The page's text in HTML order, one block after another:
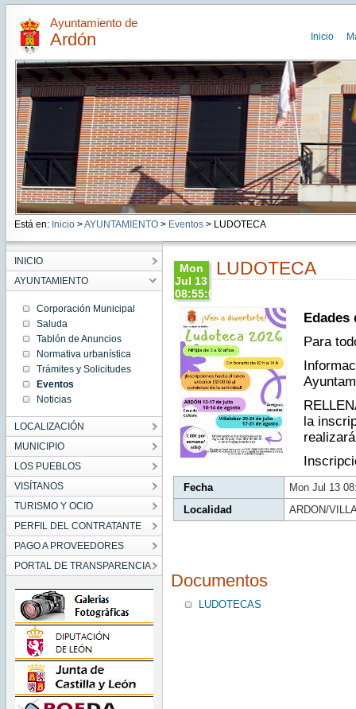
Ayuntamiento de
Ardón Inicio
Está en: Inicio >AYUNTAMIENTO> Eventos> LUDOTECA
INICIO
AYUNTAMIENTO
Corporación Municipal
Saluda
Tablón de Anuncios
Normativa urbanística
Trámites y Solicitudes
Eventos
Noticias
LOCALIZACIÓN
MUNICIPIO
LOS PUEBLOS
VISÍTANOS
TURISMO Y OCIO
PERFIL DEL CONTRATANTE
PAGO A PROVEEDORES
PORTAL DE TRANSPARENCIA
Mon
Jul 13
08:55:00
CEST
2026
Mon Jul
13
08:55:00
CEST
2026
Mon Jul
13
08:55:00
CEST
2026
LUDOTECA
Edades
Para
la
Fecha
Mon Jul 13
Localidad
ARDON/
Documentos
LUDOTECAS